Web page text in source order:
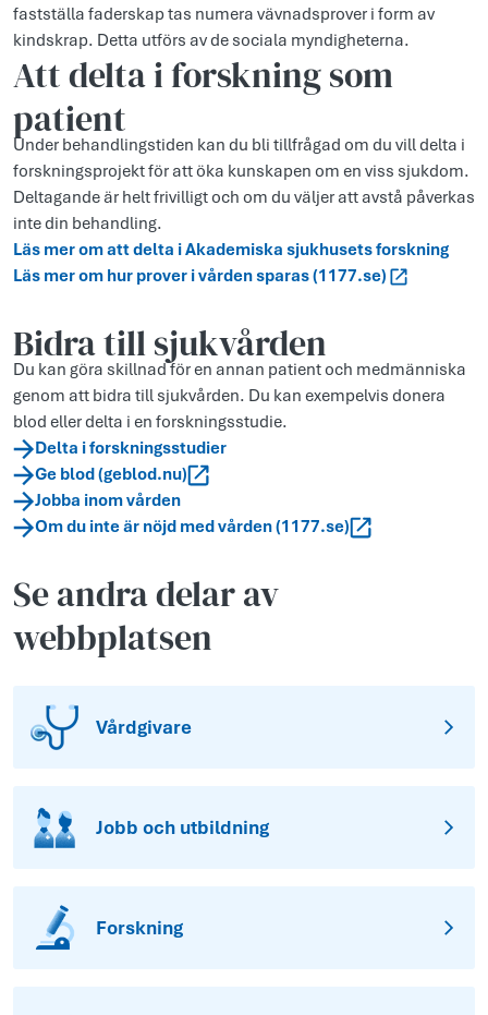
fastställa faderskap tas numera vävnadsprover i form av
kindskrap. Detta utförs av de sociala myndigheterna.
Att delta i forskning som
patient
Under behandlingstiden kan du bli tillfrågad om du vill delta i
forsk­ningsprojekt för att öka kunskapen om en viss sjukdom.
Deltagande är helt frivilligt och om du väljer att avstå påverkas
inte din behandling.
Läs mer om att delta i Akademiska sjukhusets forskning
Läs mer om hur prover i vården sparas (1177.se)
Bidra till sjukvården
Du kan göra skillnad för en annan patient och medmänniska
genom att bidra till sjukvården. Du kan exempelvis donera
blod eller delta i en forskningsstudie.
Delta i forskningsstudier
Ge blod (geblod.nu)
Jobba inom vården
Om du inte är nöjd med vården (1177.se)
Se andra delar av
webbplatsen
Vårdgivare
Jobb och utbildning
Forskning